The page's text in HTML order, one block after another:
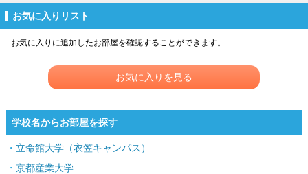
お気に入りリスト
お気に入りに追加したお部屋を確認することができます。
お気に入りを見る
学校名からお部屋を探す
立命館大学（衣笠キャンパス）
京都産業大学